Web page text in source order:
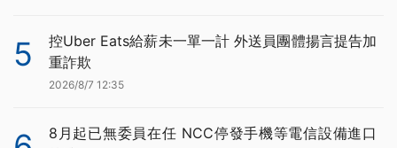
5
控Uber Eats給薪未一單一計 外送員團體揚言提告加
重詐欺
2026/8/7 12:35
8月起已無委員在任 NCC停發手機等電信設備進口